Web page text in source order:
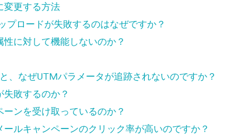
変更する方法
ロードが失敗するのはなぜですか？
に対して機能しないのか？
、なぜUTMパラメータが追跡されないのですか？
敗するのか？
ンを受け取っているのか？
ルキャンペーンのクリック率が高いのですか？